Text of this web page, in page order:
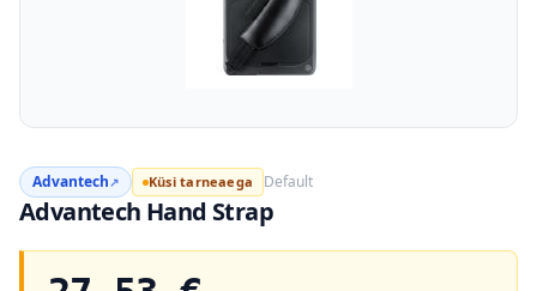
Advantech↗ Küsi tarneaega Default
Advantech Hand Strap